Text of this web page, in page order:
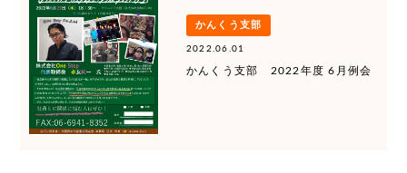
かんくう支部
2022.06.01
かんくう支部 2022年度 6月例会